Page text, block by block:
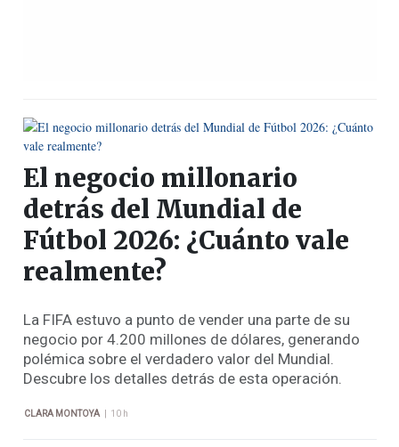
El negocio millonario
detrás del Mundial de
Fútbol 2026: ¿Cuánto vale
realmente?
La FIFA estuvo a punto de vender una parte de su
negocio por 4.200 millones de dólares, generando
polémica sobre el verdadero valor del Mundial.
Descubre los detalles detrás de esta operación.
CLARA MONTOYA | 10 h